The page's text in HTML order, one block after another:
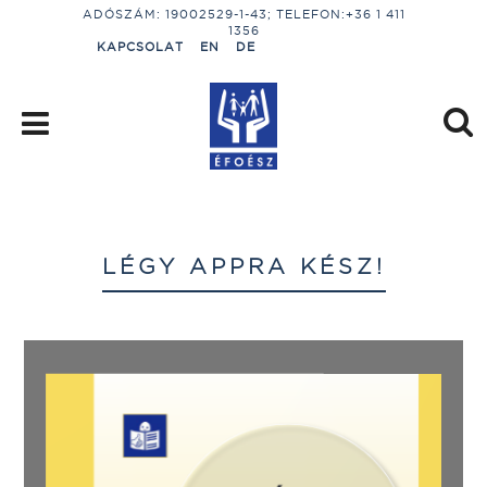
ADÓSZÁM: 19002529-1-43; TELEFON:+36 1 411
1356
KAPCSOLAT
EN DE
LÉGY APPRA KÉSZ!